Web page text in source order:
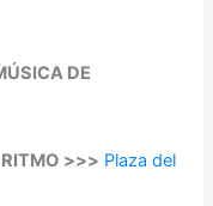
DE
>>> Plaza del